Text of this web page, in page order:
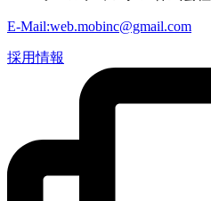
E-Mail:web.mobinc@gmail.com
採用情報